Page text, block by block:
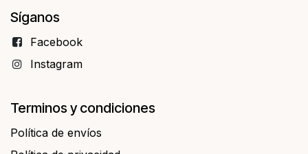
Síganos
Facebo​​ok
Instagram
Terminos y condiciones
Política de envíos